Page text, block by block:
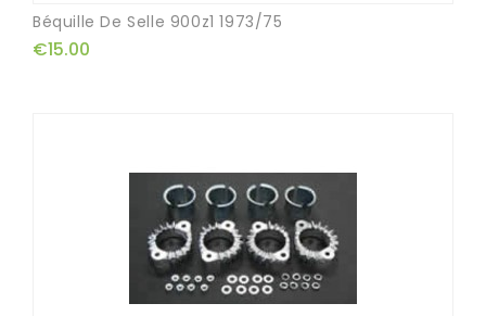
Béquille De Selle 900z1 1973/75
€15.00